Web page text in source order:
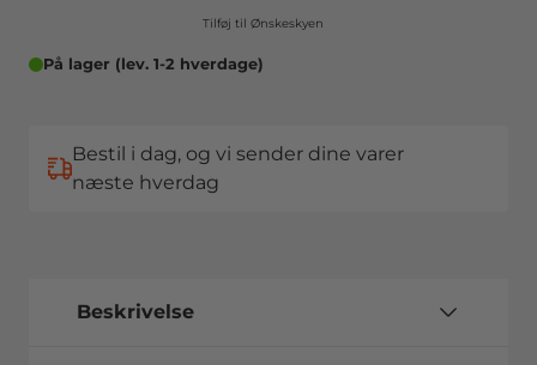
Tilføj til Ønskeskyen
På lager (lev. 1-2 hverdage)
Bestil i dag, og vi sender dine varer
næste hverdag
Beskrivelse